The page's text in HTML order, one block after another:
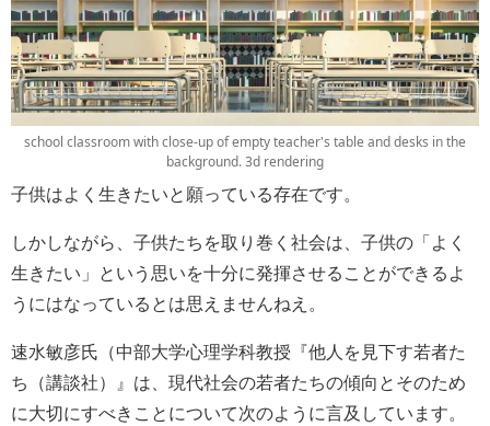
school classroom with close-up of empty teacher's table and desks in the
background. 3d rendering
子供はよく生きたいと願っている存在です。
しかしながら、子供たちを取り巻く社会は、子供の「よく
生きたい」という思いを十分に発揮させることができるよ
うにはなっているとは思えませんねえ。
速水敏彦氏（中部大学心理学科教授『他人を見下す若者た
ち（講談社）』は、現代社会の若者たちの傾向とそのため
に大切にすべきことについて次のように言及しています。